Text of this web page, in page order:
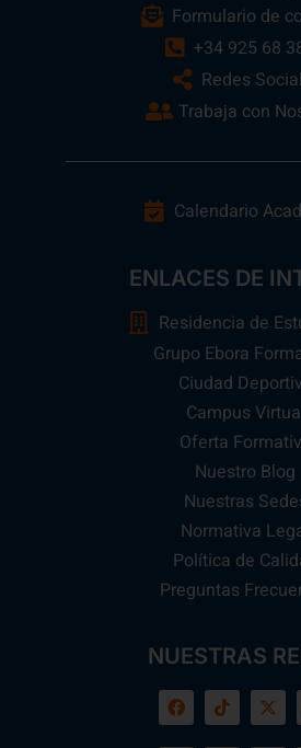
Formulario de
+34 925 68
Redes
Trabaja con
Calendario
ENLACES DE
Residencia de
Grupo Ebora
Ciudad
Campus
Oferta
Nuestro Blog
Nuestras
Normativa
Política de
Preguntas
NUESTRAS